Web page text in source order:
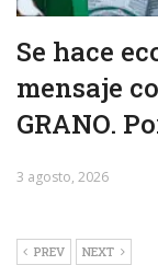
Se hace
mensaje
GRANO.
3 agosto, 2026
PREV NEXT